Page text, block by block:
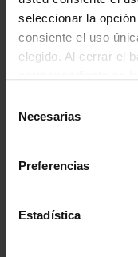
seleccionar la
consiente el uso
elegido. Al cerrar el
técnicas, que están
información y para
Necesarias
Preferencias
Estadística
Proyectos a
reciclaje: la visión
Normativas